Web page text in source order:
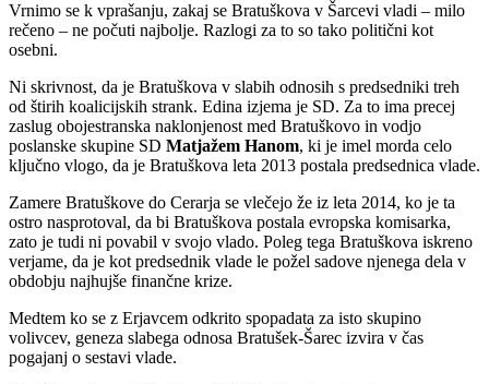
Vrnimo se k vprašanju, zakaj se Bratuškova v Šarcevi vladi – milo
rečeno – ne počuti najbolje. Razlogi za to so tako politični kot
osebni.
Ni skrivnost, da je Bratuškova v slabih odnosih s predsedniki treh
od štirih koalicijskih strank. Edina izjema je SD. Za to ima precej
zaslug obojestranska naklonjenost med Bratuškovo in vodjo
poslanske skupine SD Matjažem Hanom, ki je imel morda celo
ključno vlogo, da je Bratuškova leta 2013 postala predsednica vlade.
Zamere Bratuškove do Cerarja se vlečejo že iz leta 2014, ko je ta
ostro nasprotoval, da bi Bratuškova postala evropska komisarka,
zato je tudi ni povabil v svojo vlado. Poleg tega Bratuškova iskreno
verjame, da je kot predsednik vlade le požel sadove njenega dela v
obdobju najhujše finančne krize.
Medtem ko se z Erjavcem odkrito spopadata za isto skupino
volivcev, geneza slabega odnosa Bratušek-Šarec izvira v čas
pogajanj o sestavi vlade.